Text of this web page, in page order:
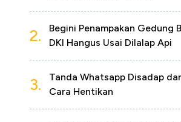
2.
Begini Penampakan Gedung
DKI Hangus Usai Dilalap Api
3.
Tanda Whatsapp Disadap
Cara Hentikan